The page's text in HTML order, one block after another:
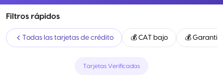
Filtros rápidos
Todas las tarjetas de crédito 💰 CAT bajo 💰
Tarjetas Verificadas